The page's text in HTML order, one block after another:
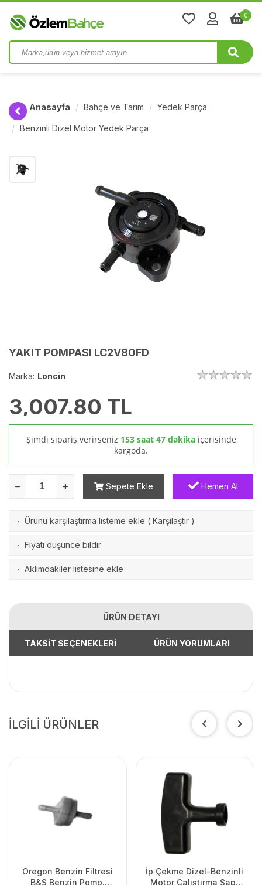
0
Anasayfa Bahçe ve Tarım Yedek Parça
Benzinli Dizel Motor Yedek Parça
YAKIT POMPASI LC2V80FD
Marka: Loncin
3,007.80 TL
Şimdi sipariş verirseniz 153 saat 47 dakika içerisinde
kargoda.
Sepete Ekle Hemen Al
· Ürünü karşılaştırma listeme ekle ( Karşılaştır )
· Fiyatı düşünce bildir
· Aklımdakiler listesine ekle
ÜRÜN DETAYI
TAKSİT SEÇENEKLERİ ÜRÜN YORUMLARI
İLGİLİ ÜRÜNLER
Oregon Benzin Filtresi
B&S Benzin Pomp.
İp Çekme Dizel-Benzinli
Motor Çalıştırma Sapı